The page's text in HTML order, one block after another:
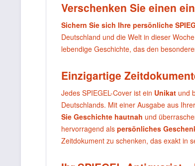
Verschenken Sie einen
Sichern Sie sich Ihre persönliche
Deutschland und die Welt in dieser
lebendige Geschichte, das den
Einzigartige
Jedes SPIEGEL-Cover ist ein Unikat und
Deutschlands. Mit einer Ausgabe aus
Sie Geschichte hautnah und
hervorragend als persönliches
Zeitdokument zu schenken, das exakt in